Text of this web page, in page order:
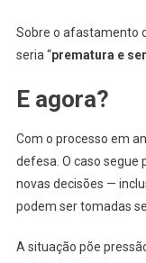
Sobre o afastamento
seria “prematura e
E agora?
Com o processo em
defesa. O caso segue
novas decisões —
podem ser tomadas
A situação põe